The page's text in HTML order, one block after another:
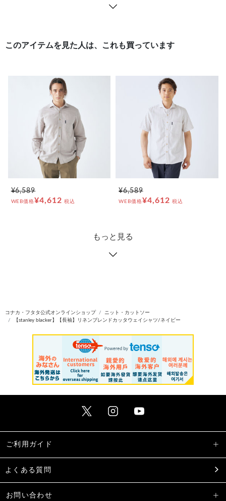
このアイテムを見た人は、これも買っています
¥6,589
WEB価格¥4,612 税込
¥6,589
WEB価格¥4,612 税込
もっと見る
コナカ・フタタ公式オンラインショップ
ニット・カットソー
【stanley blacker】【長袖】リネンブレンドカッタウェイシャツ/ネイビー
ご利用ガイド
よくある質問
お問い合わせ